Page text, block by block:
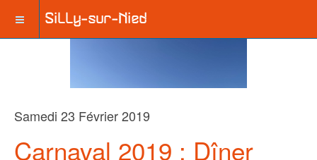
Samedi 23 Février 2019
Carnaval 2019 : Dîner